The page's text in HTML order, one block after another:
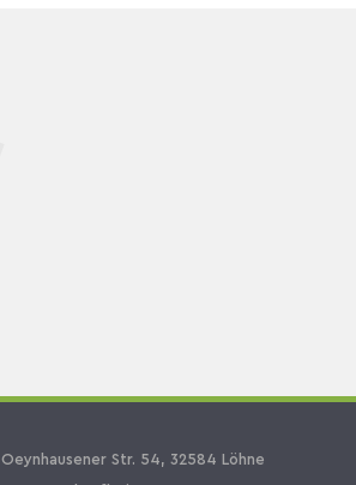
Oeynhausener Str. 54, 32584 Löhne